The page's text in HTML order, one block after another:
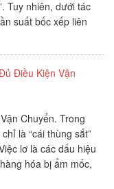
Tuy nhiên, dưới tác
suất bốc xếp liên
Điều Kiện Vận
Chuyển. Trong
là “cái thùng sắt”
lơ là các dấu hiệu
hóa bị ẩm mốc,